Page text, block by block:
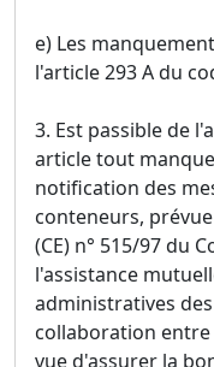
e) Les
l'article 293 A du
3. Est passible de
article tout
notification des
conteneurs,
(CE) n° 515/97 du
l'assistance
administratives
collaboration entre
vue d'assurer la